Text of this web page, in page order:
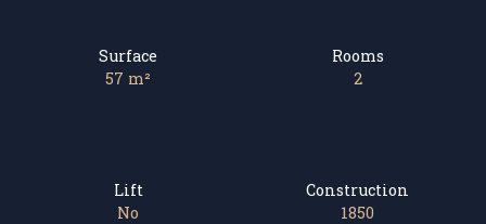
Surface
57 m²
Rooms
2
Lift
No
Construction
1850